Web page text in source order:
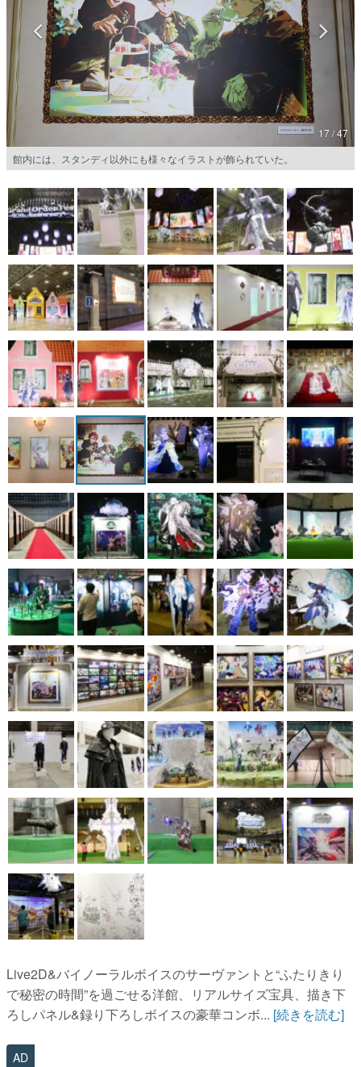
ゲームが変えた日本語
「経験値」「裏技」「ラスボス」… ゲームにまつわる言葉
の起源や用法の変遷を、コンピューター文化史研究家・タ
イニーP氏が徹底調査。
カテゴリ
特集記事
マンガ
アプリレビュー
その他
電ファミニコゲーマーとは？
運営：株式会社マレ
17 / 47
館内には、スタンディ以外にも様々なイラストが飾られていた。
Live2D&バイノーラルボイスのサーヴァントと“ふたりきり
で秘密の時間”を過ごせる洋館、リアルサイズ宝具、描き下
ろしパネル&録り下ろしボイスの豪華コンボ... [続きを読む]
AD